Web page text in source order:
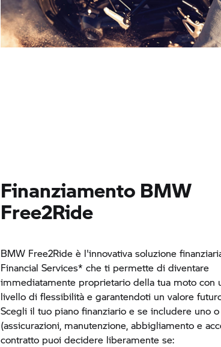
Finanziamento BMW
Free2Ride
BMW Free2Ride è l'innovativa soluzione
Financial Services* che ti permette di diventare
immediatamente proprietario della tua moto con
livello di flessibilità e garantendoti un valore
Scegli il tuo piano finanziario e se includere uno
(assicurazioni, manutenzione, abbigliamento e
contratto puoi decidere liberamente se: